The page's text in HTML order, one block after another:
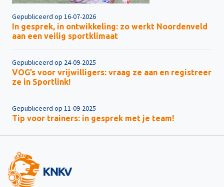
Gepubliceerd op 16-07-2026
In gesprek, in ontwikkeling: zo werkt Noordenveld
aan een veilig sportklimaat
Gepubliceerd op 24-09-2025
VOG’s voor vrijwilligers: vraag ze aan en registreer
ze in Sportlink!
Gepubliceerd op 11-09-2025
Tip voor trainers: in gesprek met je team!